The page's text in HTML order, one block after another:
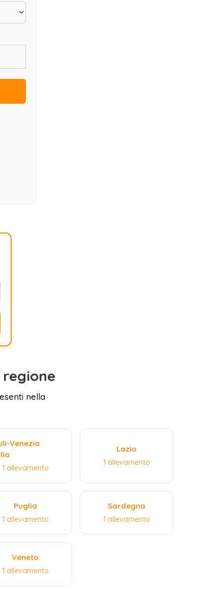
nella
Venezia
1 allevamento
Lazio
1 allevamento
Puglia
1 allevamento
Sardegna
1 allevamento
Veneto
1 allevamento